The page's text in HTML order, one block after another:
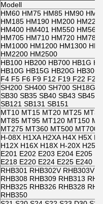
Modell
HM60 HM75 HM85 HM90
HM185 HM190 HM200
HM400 HM401 HM550
HM705 HM710 HM720
HM1000 HM1200 HM1300
HM2200 HM2500
HB100 HB200 HB700 HB1G
HB10G HB15G HB20G
F4 F5 F6 F9 F12 F19 F22 F27
SH200 SH400 SH700 SH18G
SB30 SB35 SB40 SB43 SB45
SB121 SB131 SB151
MT10 MT15 MT20 MT25
MT85 MT95 MT120 MT150
MT275 MT360 MT500 MT700
H-08X H1XA H2XA H4X H5X
H12X H16X H18X H-20X
E201 E202 E203 E204 E205
E218 E220 E224 E225 E240
RHB301 RHB302V RHB303V
RHB308 RHB309 RHB313
RHB325 RHB326 RHB328
RHB350